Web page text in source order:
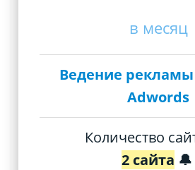
в месяц
Ведение рекламы
Adwords
Количество
2 сайта 🔔